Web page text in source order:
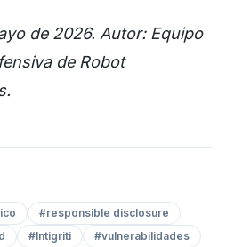
de 2026. Autor: Equipo
de Robot
#responsible disclosure
#Intigriti #vulnerabilidades